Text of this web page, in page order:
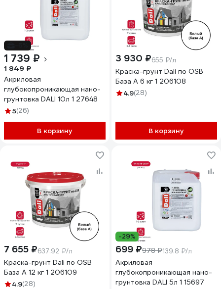
1 739 ₽
1 849 ₽
Акриловая
глубокопроникающая нано-
грунтовка DALI 10л 1 27648
5(26)
В корзину
3 930 ₽655 ₽/л
Краска-грунт Dali по OSB
База А 6 кг 1 206108
4.9(28)
В корзину
7 655 ₽637.92 ₽/л
Краска-грунт Dali по OSB
База А 12 кг 1 206109
4.9(28)
-29%
699 ₽978 ₽139.8 ₽/л
Акриловая
глубокопроникающая нано-
грунтовка DALI 5л 1 15697